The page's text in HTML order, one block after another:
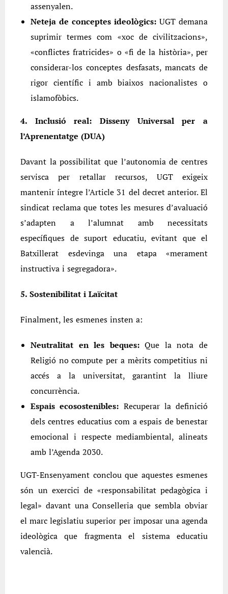
assenyalen.
Neteja de conceptes ideològics: UGT demana
suprimir termes com «xoc de civilitzacions»,
«conflictes fratricides» o «fi de la història», per
considerar-los conceptes desfasats, mancats de
rigor científic i amb biaixos nacionalistes o
islamofòbics.
4. Inclusió real: Disseny Universal per a
l’Aprenentatge (DUA)
Davant la possibilitat que l’autonomia de centres
servisca per retallar recursos, UGT exigeix
mantenir íntegre l’Article 31 del decret anterior. El
sindicat reclama que totes les mesures d’avaluació
s’adapten a l’alumnat amb necessitats
específiques de suport educatiu, evitant que el
Batxillerat esdevinga una etapa «merament
instructiva i segregadora».
5. Sostenibilitat i Laïcitat
Finalment, les esmenes insten a:
Neutralitat en les beques:Que la nota de
Religió no compute per a mèrits competitius ni
accés a la universitat, garantint la lliure
concurrència.
Espais ecosostenibles: Recuperar la definició
dels centres educatius com a espais de benestar
emocional i respecte mediambiental, alineats
amb l’Agenda 2030.
UGT-Ensenyament conclou que aquestes esmenes
són un exercici de «responsabilitat pedagògica i
legal» davant una Conselleria que sembla obviar
el marc legislatiu superior per imposar una agenda
ideològica que fragmenta el sistema educatiu
valencià.